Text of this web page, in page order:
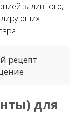
заливного,
рецепт
для